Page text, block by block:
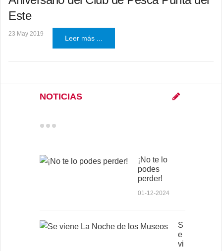
Este
23 May 2019
Leer más ...
NOTICIAS
¡No te lo
podes
perder!
01-12-2024
S
e
vi